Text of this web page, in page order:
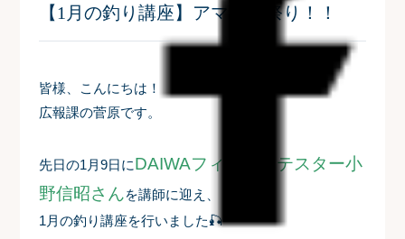
【1月の釣り講座】アマダイ祭り！！
皆様、こんにちは！
広報課の菅原です。
先日の1月9日にDAIWAフィールドテスター小
野信昭さんを講師に迎え、
1月の釣り講座を行いました🎣